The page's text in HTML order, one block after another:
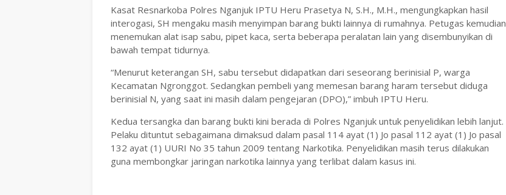
Kasat Resnarkoba Polres Nganjuk IPTU Heru Prasetya N, S.H., M.H., mengungkapkan hasil
interogasi, SH mengaku masih menyimpan barang bukti lainnya di rumahnya. Petugas kemudian
menemukan alat isap sabu, pipet kaca, serta beberapa peralatan lain yang disembunyikan di
bawah tempat tidurnya.
“Menurut keterangan SH, sabu tersebut didapatkan dari seseorang berinisial P, warga
Kecamatan Ngronggot. Sedangkan pembeli yang memesan barang haram tersebut diduga
berinisial N, yang saat ini masih dalam pengejaran (DPO),” imbuh IPTU Heru.
Kedua tersangka dan barang bukti kini berada di Polres Nganjuk untuk penyelidikan lebih lanjut.
Pelaku dituntut sebagaimana dimaksud dalam pasal 114 ayat (1) Jo pasal 112 ayat (1) Jo pasal
132 ayat (1) UURI No 35 tahun 2009 tentang Narkotika. Penyelidikan masih terus dilakukan
guna membongkar jaringan narkotika lainnya yang terlibat dalam kasus ini.